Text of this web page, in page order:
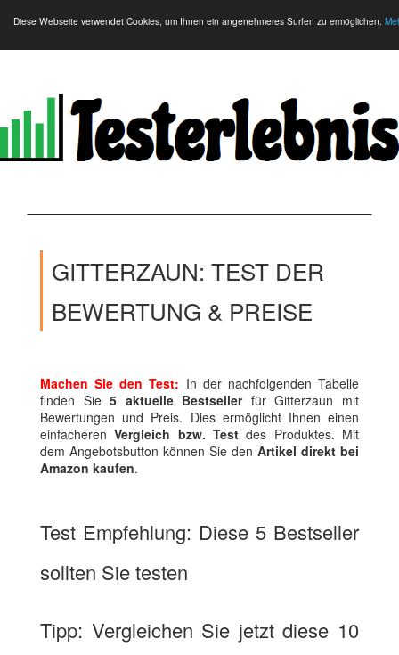
Diese Webseite verwendet Cookies, um Ihnen ein angenehmeres Surfen zu ermöglichen.
GITTERZAUN: TEST DER
BEWERTUNG & PREISE
Machen Sie den Test: In der nachfolgenden Tabelle
finden Sie5 aktuelle Bestsellerfür Gitterzaun mit
Bewertungen und Preis. Dies ermöglicht Ihnen einen
einfacherenVergleich bzw. Test des Produktes. Mit
dem Angebotsbutton können Sie den Artikel direkt bei
Amazon kaufen.
Test Empfehlung: Diese 5 Bestseller
sollten Sie testen
Tipp: Vergleichen Sie jetzt diese 10